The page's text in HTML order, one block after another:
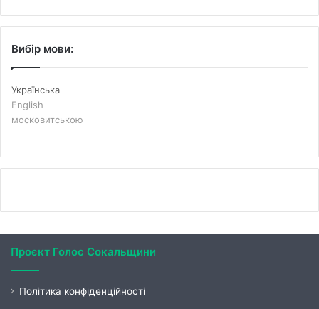
Вибір мови:
Українська
English
московитською
Проєкт Голос Сокальщини
Політика конфіденційності